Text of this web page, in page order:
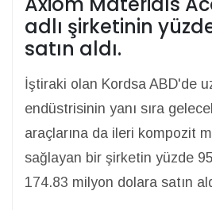
adlı şirketinin
satın aldı.
İştiraki olan Kordsa ABD'de
endüstrisinin yanı sıra
araçlarına da ileri kompozit
sağlayan bir şirketin yüzde
174.83 milyon dolara satın